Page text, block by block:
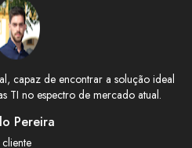
capaz de encontrar a solução ideal
TI no espectro de mercado atual.
Pereira
cliente